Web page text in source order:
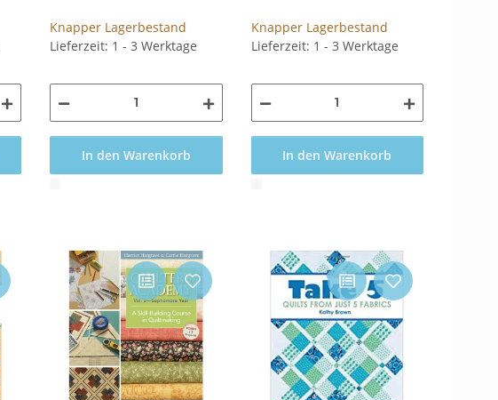
Knapper Lagerbestand
Lieferzeit: 1 - 3 Werktage
In den Warenkorb
Knapper Lagerbestand
Lieferzeit: 1 - 3 Werktage
In den Warenkorb